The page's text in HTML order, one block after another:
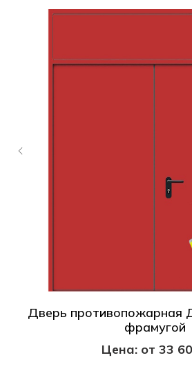
Дверь противопожарная
фрамугой
Цена: от 33